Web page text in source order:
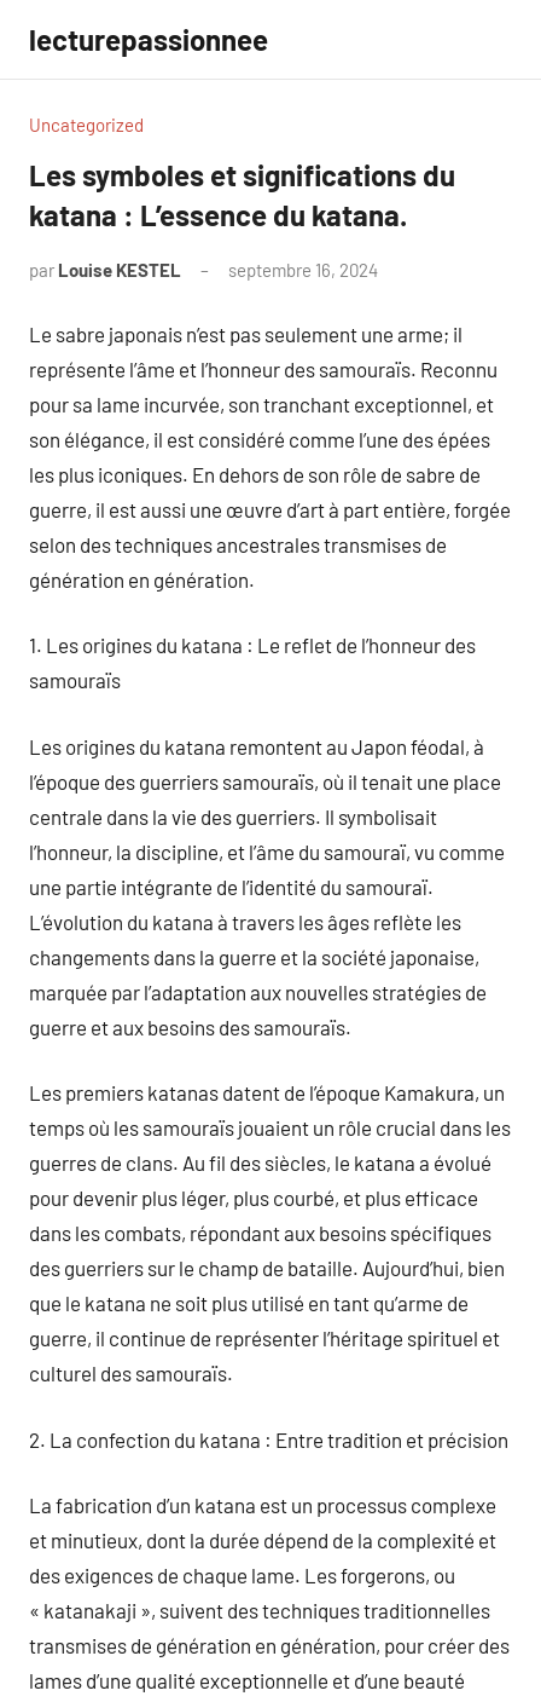
contenu
lecturepassionnee
Uncategorized
Les symboles et significations du
katana : L’essence du katana.
par Louise KESTEL septembre 16, 2024
Le sabre japonais n’est pas seulement une arme; il
représente l’âme et l’honneur des samouraïs. Reconnu
pour sa lame incurvée, son tranchant exceptionnel, et
son élégance, il est considéré comme l’une des épées
les plus iconiques. En dehors de son rôle de sabre de
guerre, il est aussi une œuvre d’art à part entière, forgée
selon des techniques ancestrales transmises de
génération en génération.
1. Les origines du katana : Le reflet de l’honneur des
samouraïs
Les origines du katana remontent au Japon féodal, à
l’époque des guerriers samouraïs, où il tenait une place
centrale dans la vie des guerriers. Il symbolisait
l’honneur, la discipline, et l’âme du samouraï, vu comme
une partie intégrante de l’identité du samouraï.
L’évolution du katana à travers les âges reflète les
changements dans la guerre et la société japonaise,
marquée par l’adaptation aux nouvelles stratégies de
guerre et aux besoins des samouraïs.
Les premiers katanas datent de l’époque Kamakura, un
temps où les samouraïs jouaient un rôle crucial dans les
guerres de clans. Au fil des siècles, le katana a évolué
pour devenir plus léger, plus courbé, et plus efficace
dans les combats, répondant aux besoins spécifiques
des guerriers sur le champ de bataille. Aujourd’hui, bien
que le katana ne soit plus utilisé en tant qu’arme de
guerre, il continue de représenter l’héritage spirituel et
culturel des samouraïs.
2. La confection du katana : Entre tradition et précision
La fabrication d’un katana est un processus complexe
et minutieux, dont la durée dépend de la complexité et
des exigences de chaque lame. Les forgerons, ou
« katanakaji », suivent des techniques traditionnelles
transmises de génération en génération, pour créer des
lames d’une qualité exceptionnelle et d’une beauté